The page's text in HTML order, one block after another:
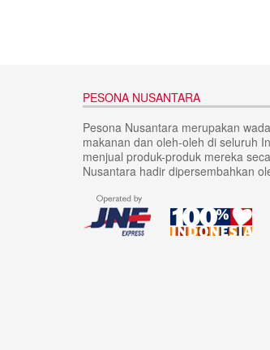
PESONA NUSANTARA
Pesona Nusantara merupakan
makanan dan oleh-oleh di seluruh
menjual produk-produk mereka
Nusantara hadir dipersembahkan